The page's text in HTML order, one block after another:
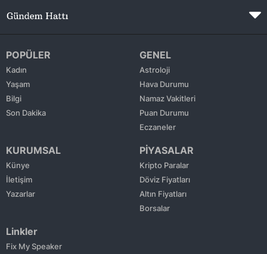
İzmir
Kars
Kastamonu
Kayseri
Kırklareli
Kırşehir
Kocaeli
POPÜLER
Kadın
Yaşam
Bilgi
Son Dakika
GENEL
Astroloji
Hava Durumu
Namaz Vakitleri
Puan Durumu
Eczaneler
KURUMSAL
Künye
İletişim
Yazarlar
PİYASALAR
Kripto Paralar
Döviz Fiyatları
Altın Fiyatları
Borsalar
Linkler
Fix My Speaker